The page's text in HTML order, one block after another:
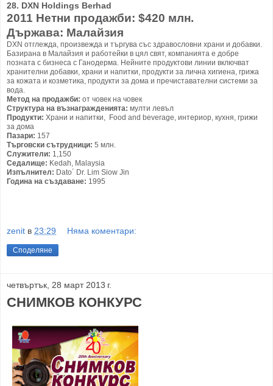
28. DXN Holdings Berhad
2011 Нетни продажби: $420 млн.
Държава: Малайзия
DXN отглежда, произвежда и търгува със здравословни храни и добавки.
Базирана в Малайзия и работейки в цял свят, компанията е добре
позната с бизнеса с Ганодерма. Нейните продуктови линии включват
хранителни добавки, храни и напитки, продукти за лична хигиена, грижа
за кожата и козметика, продукти за дома и пречиставателни системи за
вода.
Метод на продажби: от човек на човек
Структура на възнагражденията: мулти левъл
Продукти: Храни и напитки, Food and beverage, интериор, кухня, грижи
за дома
Пазари: 157
Търговски сътрудници: 5 млн.
Служители: 1,150
Седалище: Kedah, Malaysia
Изпълнител: Dato´ Dr. Lim Siow Jin
Година на създаване: 1995
zenit в 23:29 Няма коментари:
Споделяне
четвъртък, 28 март 2013 г.
СНИМКОВ КОНКУРС